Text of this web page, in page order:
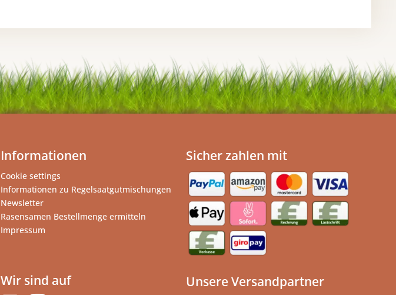
Informationen
Cookie settings
Informationen zu Regelsaatgutmischungen
Newsletter
Rasensamen Bestellmenge ermitteln
Impressum
Wir sind auf
Sicher zahlen mit
Unsere Versandpartner